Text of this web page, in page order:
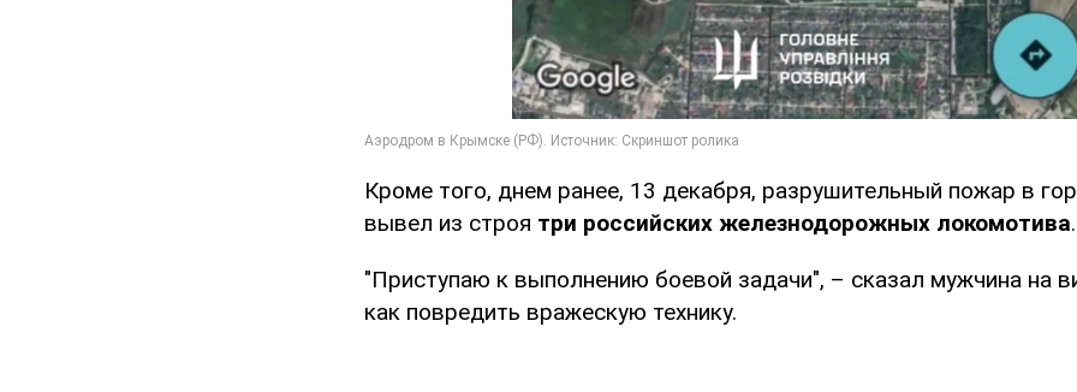
Кроме того, днем ​​ранее, 13 декабря, разрушительный пожар в
вывел из строя три российских железнодорожных локомотива.
"Приступаю к выполнению боевой задачи", – сказал мужчина на
как повредить вражескую технику.